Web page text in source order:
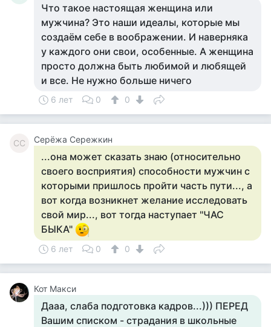
Что такое настоящая женщина или
мужчина? Это наши идеалы, которые мы
создаём себе в воображении. И наверняка
у каждого они свои, особенные. А женщина
просто должна быть любимой и любящей
и все. Не нужно больше ничего
6 лет 0 0
СС Серёжа Сережкин
...она может сказать знаю (относительно
своего восприятия) способности мужчин с
которыми пришлось пройти часть пути..., а
вот когда возникнет желание исследовать
свой мир..., вот тогда наступает "ЧАС
БЫКА"
6 лет 0 0
Кот Макси
Дааа, слаба подготовка кадров...))) ПЕРЕД
Вашим списком - страдания в школьные